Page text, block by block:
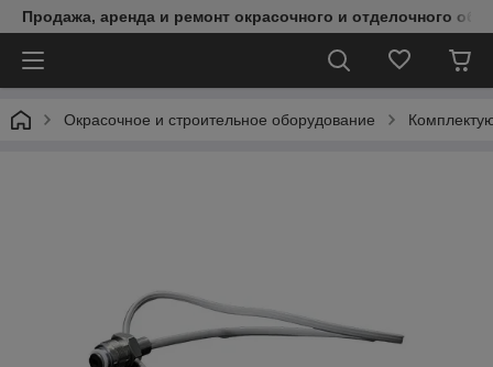
Продажа, аренда и ремонт окрасочного и отделочного
Окрасочное и строительное оборудование